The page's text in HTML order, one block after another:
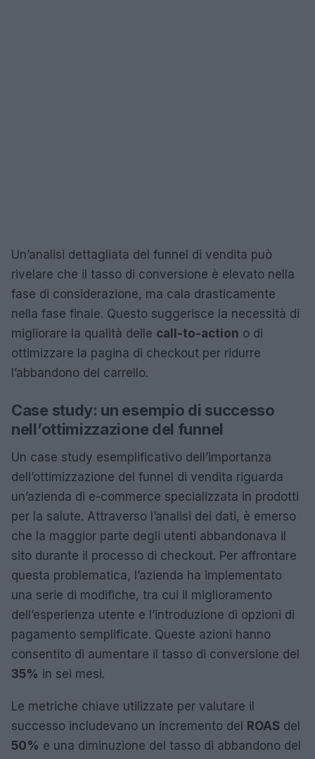
Un’analisi dettagliata del funnel di vendita può
rivelare che il tasso di conversione è elevato nella
fase di considerazione, ma cala drasticamente
nella fase finale. Questo suggerisce la necessità di
migliorare la qualità delle call-to-action o di
ottimizzare la pagina di checkout per ridurre
l’abbandono del carrello.
Case study: un esempio di successo
nell’ottimizzazione del funnel
Un case study esemplificativo dell’importanza
dell’ottimizzazione del funnel di vendita riguarda
un’azienda di e-commerce specializzata in prodotti
per la salute. Attraverso l’analisi dei dati, è emerso
che la maggior parte degli utenti abbandonava il
sito durante il processo di checkout. Per affrontare
questa problematica, l’azienda ha implementato
una serie di modifiche, tra cui il miglioramento
dell’esperienza utente e l’introduzione di opzioni di
pagamento semplificate. Queste azioni hanno
consentito di aumentare il tasso di conversione del
35% in sei mesi.
Le metriche chiave utilizzate per valutare il
successo includevano un incremento del
ROAS del
50% e una diminuzione del tasso di abbandono del